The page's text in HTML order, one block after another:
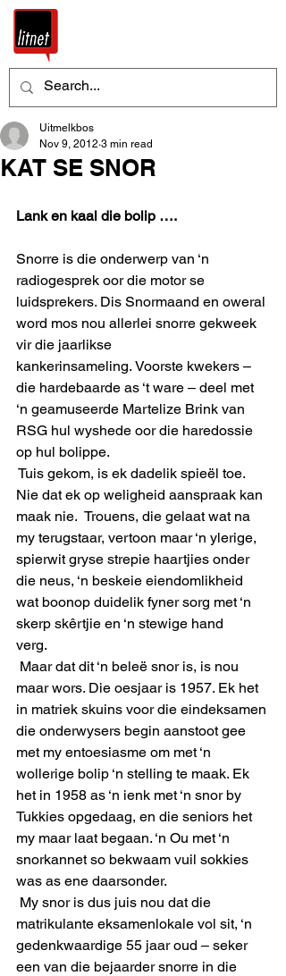
KAT SE SNOR
Uitmelkbos
Nov 9, 2012 3 min read
Lank en kaal die bolip ….
Snorre is die onderwerp van ‘n
radiogesprek oor die motor se
luidsprekers. Dis Snormaand en oweral
word mos nou allerlei snorre gekweek
vir die jaarlikse
kankerinsameling. Voorste kwekers –
die hardebaarde as ‘t ware – deel met
‘n geamuseerde Martelize Brink van
RSG hul wyshede oor die haredossie
op hul bolippe.
Tuis gekom, is ek dadelik spieël toe.
Nie dat ek op weligheid aanspraak kan
maak nie.  Trouens, die gelaat wat na
my terugstaar, vertoon maar ‘n ylerige,
spierwit gryse strepie haartjies onder
die neus, ‘n beskeie eiendomlikheid
wat boonop duidelik fyner sorg met ‘n
skerp skêrtjie en ‘n stewige hand
verg.
Maar dat dit ‘n beleë snor is, is nou
maar wors. Die oesjaar is 1957. Ek het
in matriek skuins voor die eindeksamen
die onderwysers begin aanstoot gee
met my entoesiasme om met ‘n
wollerige bolip ‘n stelling te maak. Ek
het in 1958 as ‘n ienk met ‘n snor by
Tukkies opgedaag, en die seniors het
my maar laat begaan. ‘n Ou met ‘n
snorkannet so bekwaam vuil sokkies
was as ene daarsonder.
My snor is dus juis nou dat die
matrikulante eksamenlokale vol sit, ‘n
gedenkwaardige 55 jaar oud – seker
een van die bejaarder snorre in die